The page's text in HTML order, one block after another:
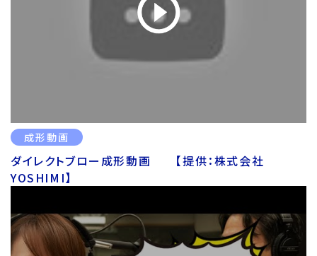
成形動画
ダイレクトブロー成形動画 【提供：株式会社
YOSHIMI】